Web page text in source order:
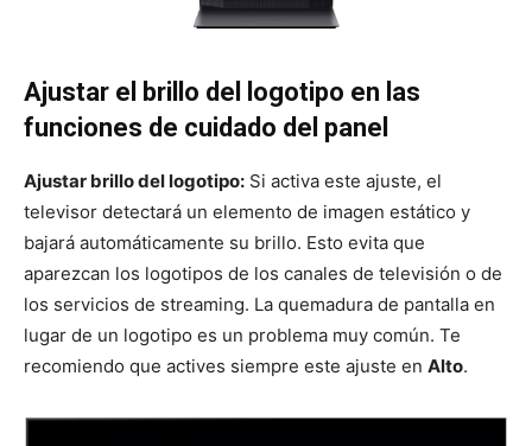
Ajustar el brillo del logotipo en las
funciones de cuidado del panel
Ajustar brillo del logotipo: Si activa este ajuste, el
televisor detectará un elemento de imagen estático y
bajará automáticamente su brillo. Esto evita que
aparezcan los logotipos de los canales de televisión o de
los servicios de streaming. La quemadura de pantalla en
lugar de un logotipo es un problema muy común. Te
recomiendo que actives siempre este ajuste en Alto.